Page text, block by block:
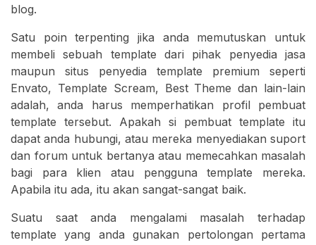
blog.
Satu poin terpenting jika anda memutuskan untuk
membeli sebuah template dari pihak penyedia jasa
maupun situs penyedia template premium seperti
Envato, Template Scream, Best Theme dan lain-lain
adalah, anda harus memperhatikan profil pembuat
template tersebut. Apakah si pembuat template itu
dapat anda hubungi, atau mereka menyediakan suport
dan forum untuk bertanya atau memecahkan masalah
bagi para klien atau pengguna template mereka.
Apabila itu ada, itu akan sangat-sangat baik.
Suatu saat anda mengalami masalah terhadap
template yang anda gunakan pertolongan pertama